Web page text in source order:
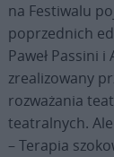
na Festiwalu
poprzednich
Paweł Passini
zrealizowany
rozważania
teatralnych.
– Terapia